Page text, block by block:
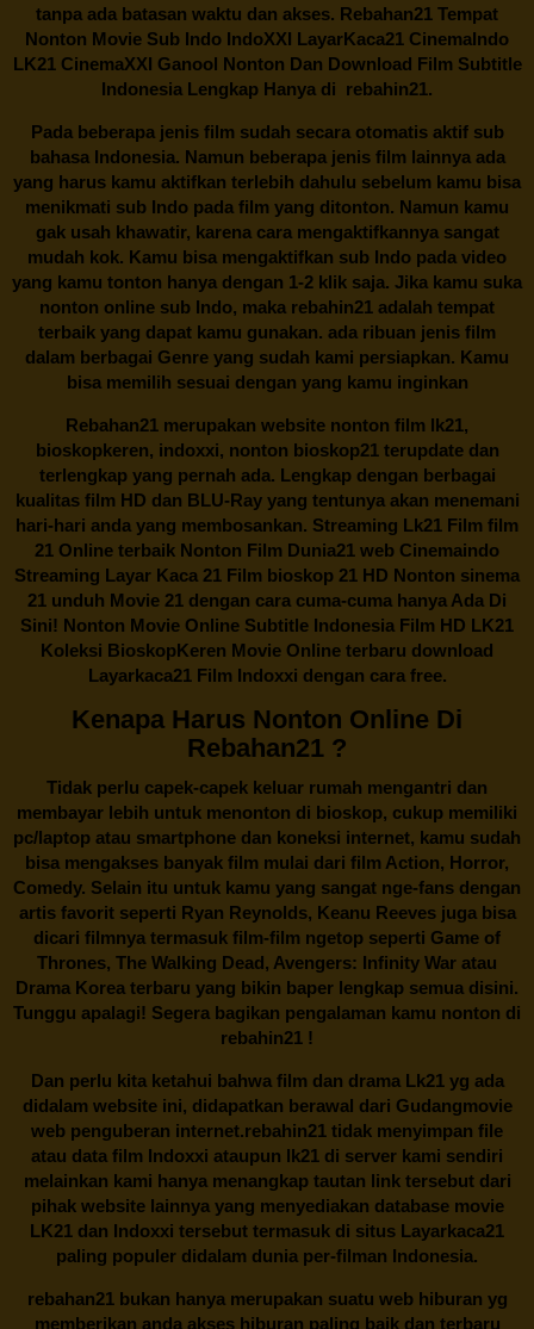
tanpa ada batasan waktu dan akses. Rebahan21 Tempat
Nonton Movie Sub Indo IndoXXI LayarKaca21 CinemaIndo
LK21 CinemaXXI Ganool Nonton Dan Download Film Subtitle
Indonesia Lengkap Hanya di rebahin21.
Pada beberapa jenis film sudah secara otomatis aktif sub
bahasa Indonesia. Namun beberapa jenis film lainnya ada
yang harus kamu aktifkan terlebih dahulu sebelum kamu bisa
menikmati sub Indo pada film yang ditonton. Namun kamu
gak usah khawatir, karena cara mengaktifkannya sangat
mudah kok. Kamu bisa mengaktifkan sub Indo pada video
yang kamu tonton hanya dengan 1-2 klik saja. Jika kamu suka
nonton online sub Indo, maka rebahin21 adalah tempat
terbaik yang dapat kamu gunakan. ada ribuan jenis film
dalam berbagai Genre yang sudah kami persiapkan. Kamu
bisa memilih sesuai dengan yang kamu inginkan
Rebahan21 merupakan website nonton film lk21,
bioskopkeren, indoxxi, nonton bioskop21 terupdate dan
terlengkap yang pernah ada. Lengkap dengan berbagai
kualitas film HD dan BLU-Ray yang tentunya akan menemani
hari-hari anda yang membosankan. Streaming Lk21 Film film
21 Online terbaik Nonton Film Dunia21 web Cinemaindo
Streaming Layar Kaca 21 Film bioskop 21 HD Nonton sinema
21 unduh Movie 21 dengan cara cuma-cuma hanya Ada Di
Sini! Nonton Movie Online Subtitle Indonesia Film HD LK21
Koleksi BioskopKeren Movie Online terbaru download
Layarkaca21 Film Indoxxi dengan cara free.
Kenapa Harus Nonton Online Di
Rebahan21 ?
Tidak perlu capek-capek keluar rumah mengantri dan
membayar lebih untuk menonton di bioskop, cukup memiliki
pc/laptop atau smartphone dan koneksi internet, kamu sudah
bisa mengakses banyak film mulai dari film Action, Horror,
Comedy. Selain itu untuk kamu yang sangat nge-fans dengan
artis favorit seperti Ryan Reynolds, Keanu Reeves juga bisa
dicari filmnya termasuk film-film ngetop seperti Game of
Thrones, The Walking Dead, Avengers: Infinity War atau
Drama Korea terbaru yang bikin baper lengkap semua disini.
Tunggu apalagi! Segera bagikan pengalaman kamu nonton di
rebahin21 !
Dan perlu kita ketahui bahwa film dan dramaLk21yg ada
didalam website ini, didapatkan berawal dari Gudangmovie
web penguberan internet.rebahin21 tidak menyimpan file
atau data film Indoxxi ataupun lk21 di server kami sendiri
melainkan kami hanya menangkap tautan link tersebut dari
pihak website lainnya yang menyediakan database movie
LK21 dan Indoxxi tersebut termasuk di situs Layarkaca21
paling populer didalam dunia per-filman Indonesia.
rebahan21bukan hanya merupakan suatu web hiburan yg
memberikan anda akses hiburan paling baik dan terbaru